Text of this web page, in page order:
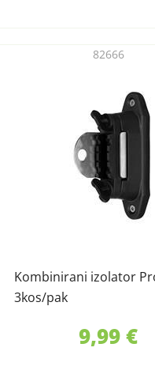
Kombinirani izolator
3kos/pak
82666
9,99 €